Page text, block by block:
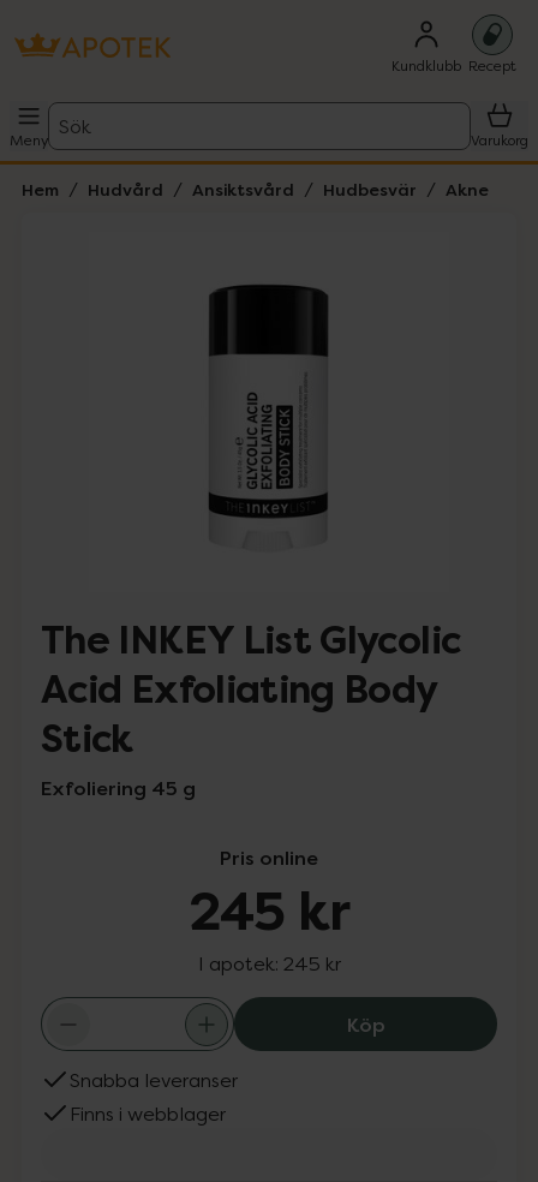
Kundklubb Recept
Meny
Sök
Varukorg
Hem Hudvård Ansiktsvård Hudbesvär Akne
The INKEY List Glycolic
Acid Exfoliating Body
Stick
Exfoliering 45 g
Pris online
245 kr
I apotek: 245 kr
KöpThe INKEY List
Snabba leveranser
Finns i webblager